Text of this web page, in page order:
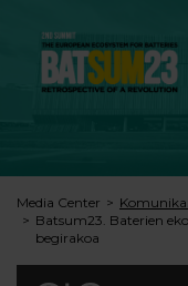
Media Center
Batsum23. Baterien
begirakoa